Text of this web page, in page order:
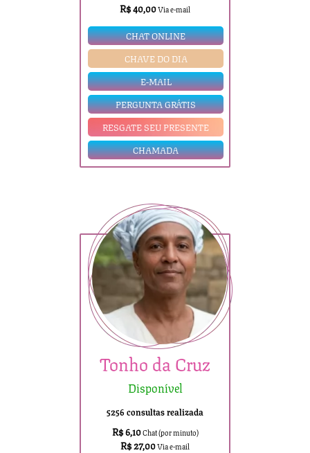
R$ 40,00Via e-mail
CHAT ONLINE
CHAVE DO DIA
E-MAIL
PERGUNTA GRÁTIS
RESGATE SEU PRESENTE
CHAMADA
Tonho da Cruz
Disponível
5256 consultas realizada
R$ 6,10Chat (por minuto)
R$ 27,00Via e-mail